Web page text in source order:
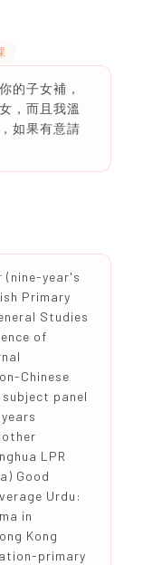
的子女補，
，而且我溫
如果有意請
(nine-year's
Primary
Studies
of
Chinese
panel
LPR
Good
Urdu:
in
Kong
primary